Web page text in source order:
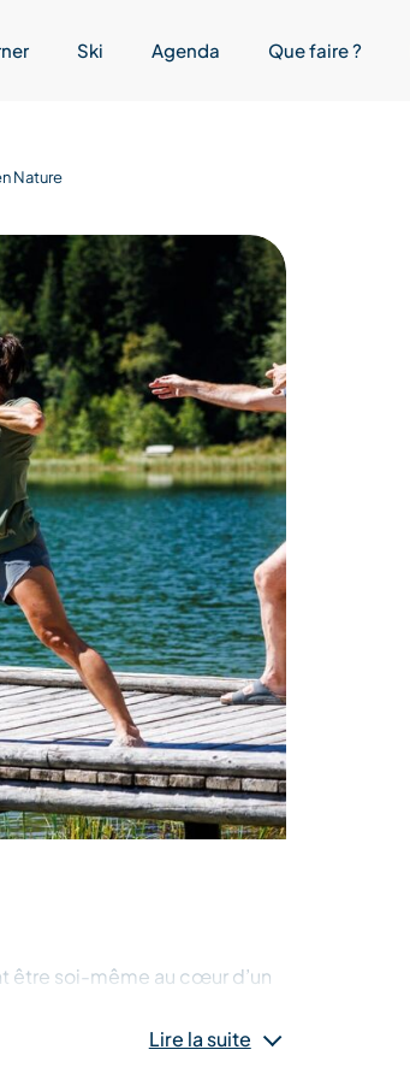
Ski Agenda Que faire ?
Nature
être soi-même au cœur d’un
voyageur, respiration
Lire la suite